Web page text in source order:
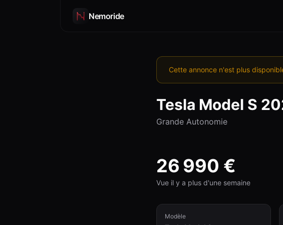
Nemoride
Cette annonce n'est plus
Tesla Model S
Grande Autonomie
26 990 €
Vue il y a plus d'une semaine
Modèle